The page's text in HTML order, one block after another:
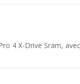
4 X-Drive Sram,